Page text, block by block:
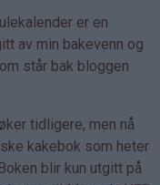
er en
av min bakevenn og
står bak bloggen
tidligere, men nå
kakebok som heter
blir kun utgitt på